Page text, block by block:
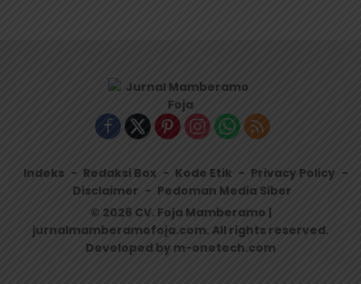
Indeks Redaksi Box Kode Etik
Privacy Policy
Disclaimer
Pedoman Media Siber
© 2026 CV. Foja Mamberamo |
jurnalmamberamofoja.com. All rights reserved.
Developed by m-onetech.com